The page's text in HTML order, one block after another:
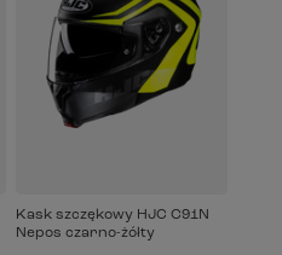
Kask szczękowy HJC C91N
Nepos czarno-żółty